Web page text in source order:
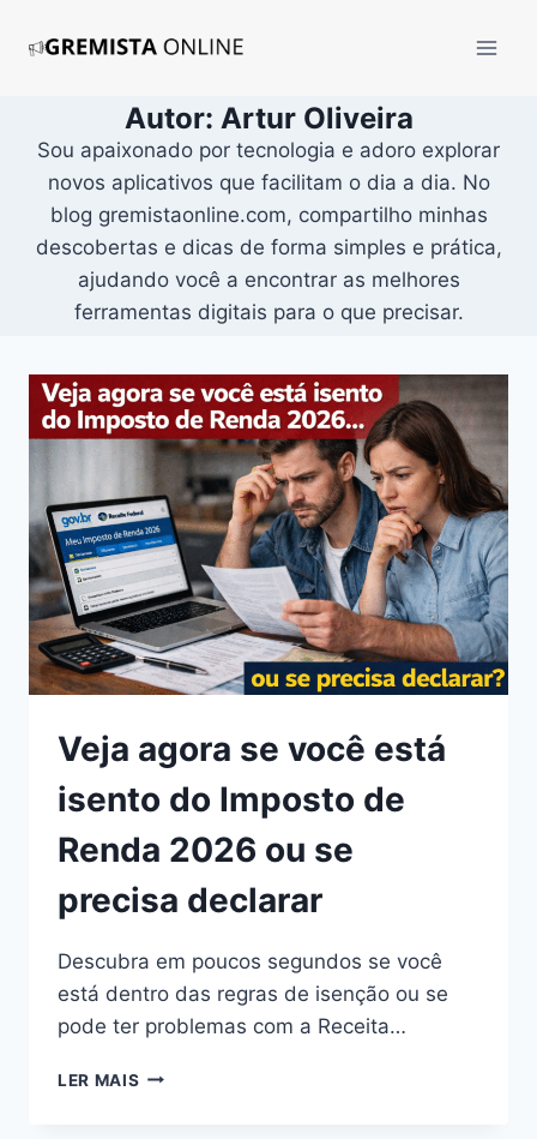
para
Autor: Artur Oliveira
Sou apaixonado por tecnologia e adoro explorar
novos aplicativos que facilitam o dia a dia. No
blog gremistaonline.com, compartilho minhas
descobertas e dicas de forma simples e prática,
ajudando você a encontrar as melhores
ferramentas digitais para o que precisar.
Veja agora se você está
isento do Imposto de
Renda 2026 ou se
precisa declarar
Descubra em poucos segundos se você
está dentro das regras de isenção ou se
pode ter problemas com a Receita…
LER MAIS VEJA